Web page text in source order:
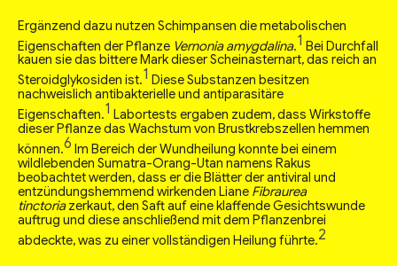
Ergänzend dazu nutzen Schimpansen die metabolischen
Eigenschaften der Pflanze Vernonia amygdalina.1 Bei Durchfall
kauen sie das bittere Mark dieser Scheinasternart, das reich an
Steroidglykosiden ist.1 Diese Substanzen besitzen
nachweislich antibakterielle und antiparasitäre
Eigenschaften.1 Labortests ergaben zudem, dass Wirkstoffe
dieser Pflanze das Wachstum von Brustkrebszellen hemmen
können.6 Im Bereich der Wundheilung konnte bei einem
wildlebenden Sumatra-Orang-Utan namens Rakus
beobachtet werden, dass er die Blätter der antiviral und
entzündungshemmend wirkenden Liane Fibraurea
tinctoriazerkaut, den Saft auf eine klaffende Gesichtswunde
auftrug und diese anschließend mit dem Pflanzenbrei
abdeckte, was zu einer vollständigen Heilung führte.2